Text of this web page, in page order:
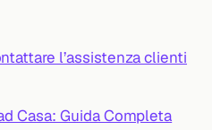
l’assistenza clienti
Casa: Guida Completa